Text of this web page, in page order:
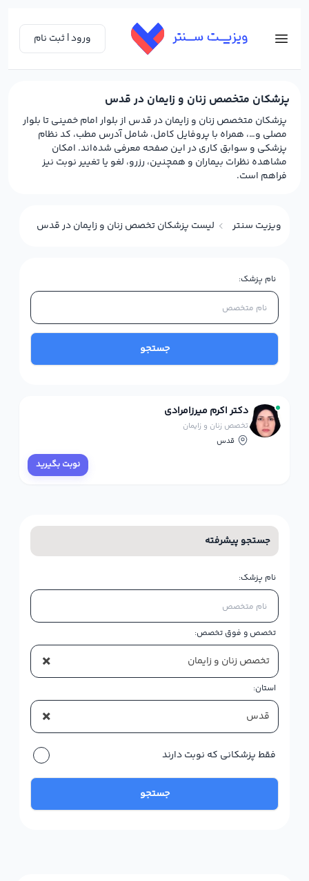
ورود | ثبت نام
پزشکان متخصص زنان و زایمان در قدس
پزشکان متخصص زنان و زایمان در قدس از بلوار امام خمینی تا بلوار
مصلی و…، همراه با پروفایل کامل، شامل آدرس مطب، کد نظام
پزشکی و سوابق کاری در این صفحه معرفی شده‌اند. امکان
مشاهده نظرات بیماران و همچنین، رزرو، لغو یا تغییر نوبت نیز
فراهم است.
ویزیت سنتر لیست پزشکان تخصص زنان و زایمان در قدس
نام پزشک:
جستجو
دکتر اکرم میرزامرادی
تخصص زنان و زایمان
قدس
نوبت بگیرید
جستجو پیشرفته
نام پزشک:
تخصص و فوق تخصص:
× تخصص زنان و زایمان
استان:
× قدس
فقط پزشکانی که نوبت دارند
جستجو